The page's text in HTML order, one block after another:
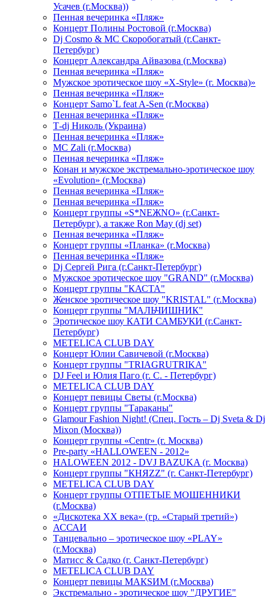
Усачев (г.Москва))
Пенная вечеринка «Пляж»
Концерт Полины Ростовой (г.Москва)
Dj Cosmo & МС Скоробогатый (г.Санкт-
Петербург)
Концерт Александра Айвазова (г.Москва)
Пенная вечеринка «Пляж»
Мужское эротическое шоу «X-Style» (г. Москва)»
Пенная вечеринка «Пляж»
Концерт Samo`L feat A-Sen (г.Москва)
Пенная вечеринка «Пляж»
Т-dj Николь (Украина)
Пенная вечеринка «Пляж»
МС Zali (г.Москва)
Пенная вечеринка «Пляж»
Конан и мужское экстремально-эротическое шоу
«Evolution» (г.Москва)
Пенная вечеринка «Пляж»
Пенная вечеринка «Пляж»
Концерт группы «S*NEЖNO» (г.Санкт-
Петербург), а также Ron May (dj set)
Пенная вечеринка «Пляж»
Концерт группы «Планка» (г.Москва)
Пенная вечеринка «Пляж»
Dj Сергей Рига (г.Санкт-Петербург)
Мужское эротическое шоу "GRAND" (г.Москва)
Концерт группы "КАСТА"
Женское эротическое шоу "KRISTAL" (г.Москва)
Концерт группы "МАЛЬЧИШНИК"
Эротическое шоу КАТИ САМБУКИ (г.Санкт-
Петербург)
METELICA CLUB DAY
Концерт Юлии Савичевой (г.Москва)
Концерт группы "TRIAGRUTRIKA"
DJ Feel и Юлия Паго (г. С. - Петербург)
METELICA CLUB DAY
Концерт певицы Светы (г.Москва)
Концерт группы "Тараканы"
Glamour Fashion Night! (Спец. Гость – Dj Sveta & Dj
Mixon (Москва))
Концерт группы «Centr» (г. Москва)
Pre-party «HALLOWEEN - 2012»
HALOWEEN 2012 - DVJ BAZUKA (г. Москва)
Концерт группы "КНЯZZ" (г. Санкт-Петербург)
METELICA CLUB DAY
Концерт группы ОТПЕТЫЕ МОШЕННИКИ
(г.Москва)
«Дискотека ХХ века» (гр. «Старый третий»)
АССАИ
Танцевально – эротическое шоу «PLAY»
(г.Москва)
Матисс & Садко (г. Санкт-Петербург)
METELICA CLUB DAY
Концерт певицы МАКSИМ (г.Москва)
Экстремально - эротическое шоу "ДРУГИЕ"